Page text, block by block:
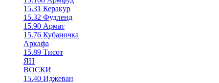
15.31 Керакур
15.32 Фудленд
15.90 Армат
15.76 Кубаночка
Аркафа
15.89 Тисот
ЯН
ВОСКИ
15.40 Иджеван